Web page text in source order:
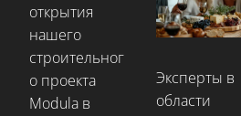
открытия
нашего
строительног
о проекта
Modula в
Эксперты в
области